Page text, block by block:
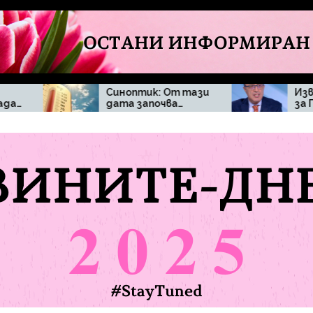
Синоптик: От тази
дата започва…
Извънредна новина
за Петър Стоянов
и твърденията, че